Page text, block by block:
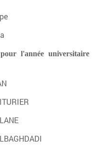
l'année universitaire